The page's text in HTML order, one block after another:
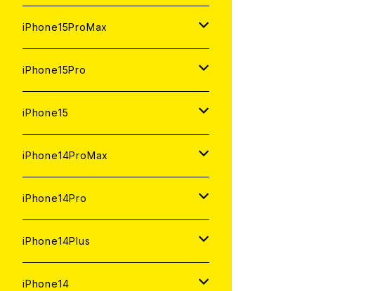
iPhone15ProMax
1TB
新品
中古（整備済み）
512GB
新品
中古（整備済み）
256GB
新品
中古（整備済み）
iPhone15Pro
1TB
新品
中古（整備済み）
512GB
新品
中古（整備済み）
256GB
新品
中古（整備済み）
128GB
新品
iPhone15
512GB
新品
中古（整備済み）
256GB
新品
中古（整備済み）
128GB
新品
iPhone14ProMax
1TB
新品
中古（整備済み）
512GB
新品
256GB
iPhone14Pro
1TB
新品
512GB
iPhone14Plus
512GB
iPhone14